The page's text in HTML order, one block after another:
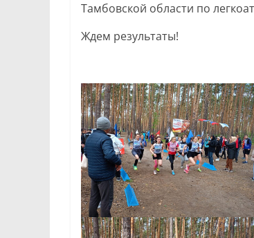
Тамбовской области по
Ждем результаты!